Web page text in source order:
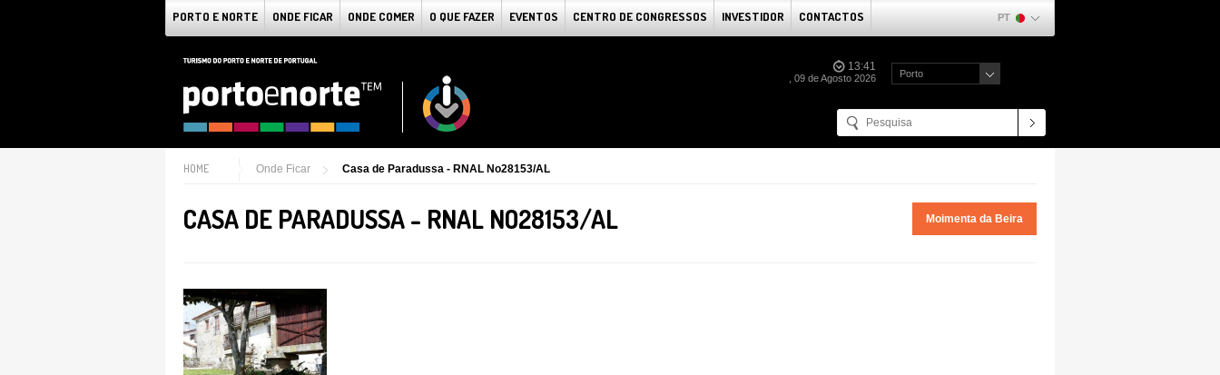
PORTO E NORTE ONDE FICAR ONDE COMER O QUE FAZER EVENTOS CENTRO DE CONGRESSOS INVESTIDOR CONTACTOS PT
13:41
, 09 de Agosto 2026 Porto
HOME Onde Ficar Casa de Paradussa - RNAL No28153/AL
CASA DE PARADUSSA - RNAL NO28153/AL Moimenta da Beira